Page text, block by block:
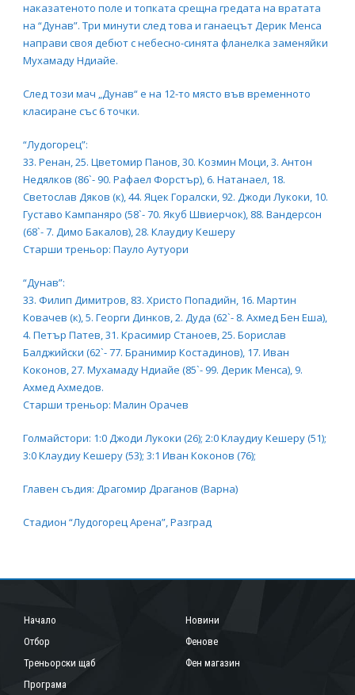
наказатеното поле и топката срещна гредата на вратата
на “Дунав”. Три минути след това и ганаецът Дерик Менса
направи своя дебют с небесно-синята фланелка заменяйки
Мухамаду Ндиайе.
След този мач „Дунав“ е на 12-то място във временното
класиране със 6 точки.
“Лудогорец”:
33. Ренан, 25. Цветомир Панов, 30. Козмин Моци, 3. Антон
Недялков (86`- 90. Рафаел Форстър), 6. Натанаел, 18.
Светослав Дяков (к), 44. Яцек Горалски, 92. Джоди Лукоки, 10.
Густаво Кампаняро (58`- 70. Якуб Швиерчок), 88. Вандерсон
(68`- 7. Димо Бакалов), 28. Клаудиу Кешеру
Старши треньор: Пауло Аутуори
“Дунав”:
33. Филип Димитров, 83. Христо Попадийн, 16. Мартин
Ковачев (к), 5. Георги Динков, 2. Дуда (62`- 8. Ахмед Бен Еша),
4. Петър Патев, 31. Красимир Станоев, 25. Борислав
Балджийски (62`- 77. Бранимир Костадинов), 17. Иван
Коконов, 27. Мухамаду Ндиайе (85`- 99. Дерик Менса), 9.
Ахмед Ахмедов.
Старши треньор: Малин Орачев
Голмайстори: 1:0 Джоди Лукоки (26); 2:0 Клаудиу Кешеру (51);
3:0 Клаудиу Кешеру (53); 3:1 Иван Коконов (76);
Главен съдия: Драгомир Драганов (Варна)
Стадион “Лудогорец Арена”, Разград
Начало
Отбор
Треньорски щаб
Програма
Новини
Фенове
Фен магазин